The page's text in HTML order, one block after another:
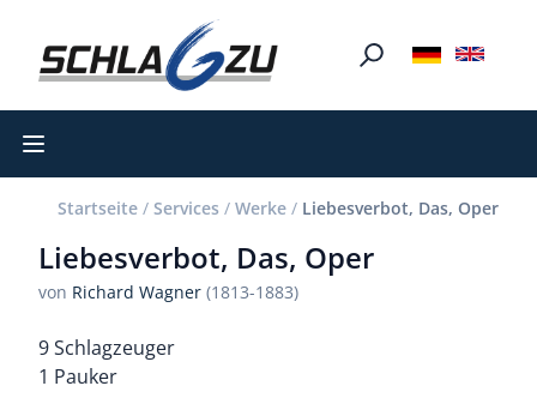
Open main menu
Startseite / Services / Werke / Liebesverbot, Das, Oper
Liebesverbot, Das, Oper
von Richard Wagner (1813-1883)
9 Schlagzeuger
1 Pauker